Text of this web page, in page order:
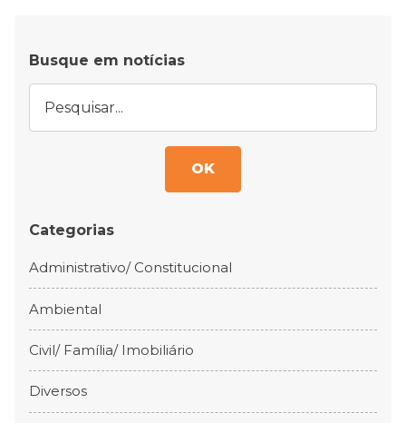
Busque em notícias
OK
Categorias
Administrativo/ Constitucional
Ambiental
Civil/ Família/ Imobiliário
Diversos